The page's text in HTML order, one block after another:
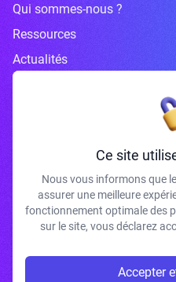
Qui sommes-nous ?
Ressources
Actualités
Inscrivez-
J'accepte de recevoir vos e-mails
votre politique de
Ce site
Nous vous informons que
assurer une meilleure
fonctionnement optimale des
sur le site, vous déclarez
Accepter